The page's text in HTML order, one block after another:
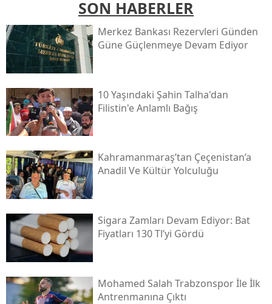
SON HABERLER
Merkez Bankası Rezervleri Günden
Güne Güçlenmeye Devam Ediyor
10 Yaşındaki Şahin Talha'dan
Filistin'e Anlamlı Bağış
Kahramanmaraş’tan Çeçenistan’a
Anadil Ve Kültür Yolculuğu
Sigara Zamları Devam Ediyor: Bat
Fiyatları 130 Tl’yi Gördü
Mohamed Salah Trabzonspor İle İlk
Antrenmanına Çıktı